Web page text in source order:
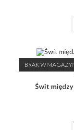
BRAK W
Beletrystyka słowiańska
Świt